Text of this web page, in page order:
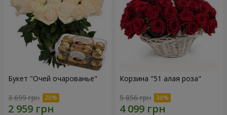
Букет "Очей очарованье"
3 699 грн
Корзина "51 алая роза"
5 856 грн